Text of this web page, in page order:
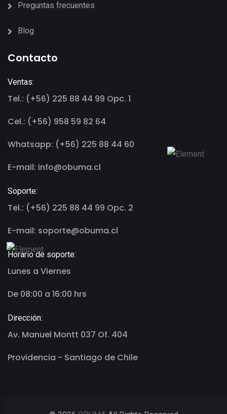
Preguntas frecuentes
Blog
Contacto
Ventas:
Tel.: (+56) 225 88 44 99 Opc. 1
Cel.: (+56) 958 59 82 64
Whatsapp: (+56) 225 88 44 60
E-mail: info@obuma.cl
Soporte:
Tel.: (+56) 225 88 44 99 Opc. 2
E-mail: soporte@obuma.cl
Horario de soporte:
Lunes a Viernes
De 08:00 a 16:00 hrs
Dirección:
Av. Manuel Montt 037 Of. 404
Providencia - Santiago de Chile